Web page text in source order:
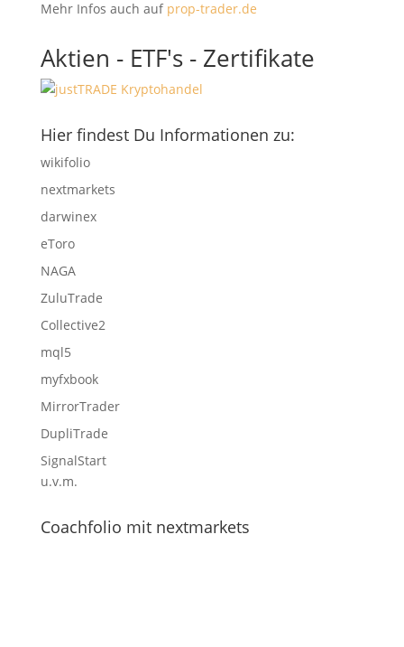
Mehr Infos auch auf prop-trader.de
Aktien - ETF's - Zertifikate
Hier findest Du Informationen zu:
wikifolio
nextmarkets
darwinex
eToro
NAGA
ZuluTrade
Collective2
mql5
myfxbook
MirrorTrader
DupliTrade
SignalStart
u.v.m.
Coachfolio mit nextmarkets